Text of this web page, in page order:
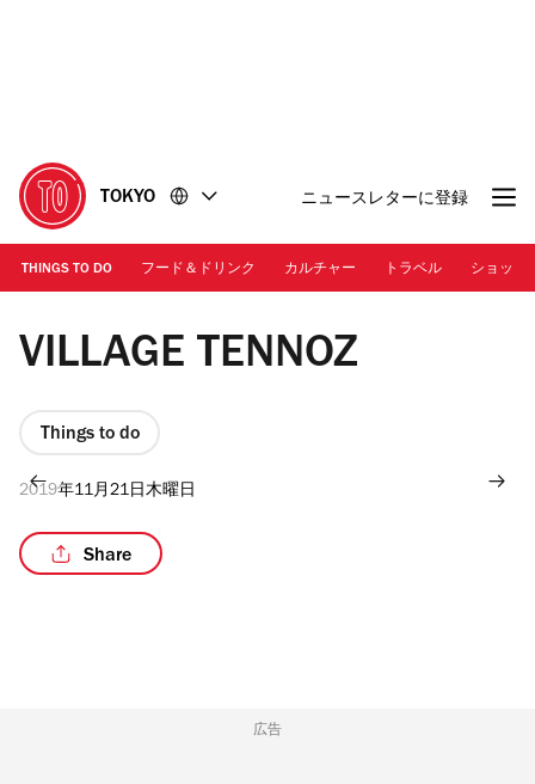
に
移
動
移
動
TOKYO ニュースレターに登録
THINGS TO DO フード＆ドリンク カルチャー トラベル ショッピ
VILLAGE TENNOZ
Things to do
2019年11月21日木曜日
Share
広告